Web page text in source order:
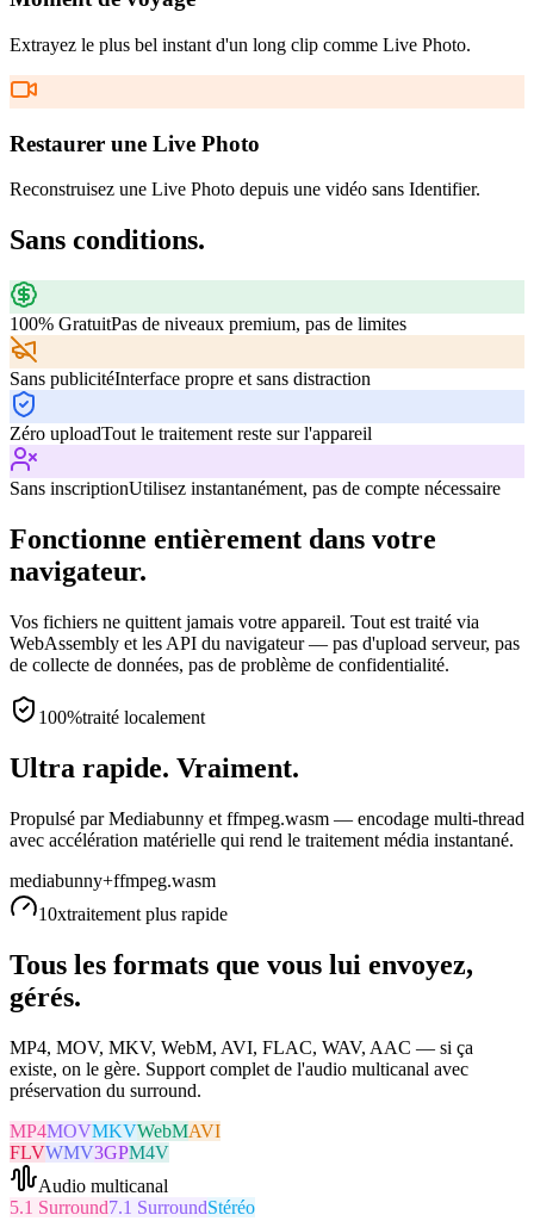
Extrayez le plus bel instant d'un long clip comme Live Photo.
Restaurer une Live Photo
Reconstruisez une Live Photo depuis une vidéo sans Identifier.
Sans conditions.
100% GratuitPas de niveaux premium, pas de limites
Sans publicitéInterface propre et sans distraction
Zéro uploadTout le traitement reste sur l'appareil
Sans inscriptionUtilisez instantanément, pas de compte nécessaire
Fonctionne entièrement dans votre
navigateur.
Vos fichiers ne quittent jamais votre appareil. Tout est traité via
WebAssembly et les API du navigateur — pas d'upload serveur, pas
de collecte de données, pas de problème de confidentialité.
100%traité localement
Ultra rapide. Vraiment.
Propulsé par Mediabunny et ffmpeg.wasm — encodage multi-thread
avec accélération matérielle qui rend le traitement média instantané.
mediabunny+ffmpeg.wasm
10xtraitement plus rapide
Tous les formats que vous lui envoyez,
gérés.
MP4, MOV, MKV, WebM, AVI, FLAC, WAV, AAC — si ça
existe, on le gère. Support complet de l'audio multicanal avec
préservation du surround.
MP4MOVMKVWebMAVI
FLVWMV3GPM4V
Audio multicanal
5.1 Surround7.1 SurroundStéréo